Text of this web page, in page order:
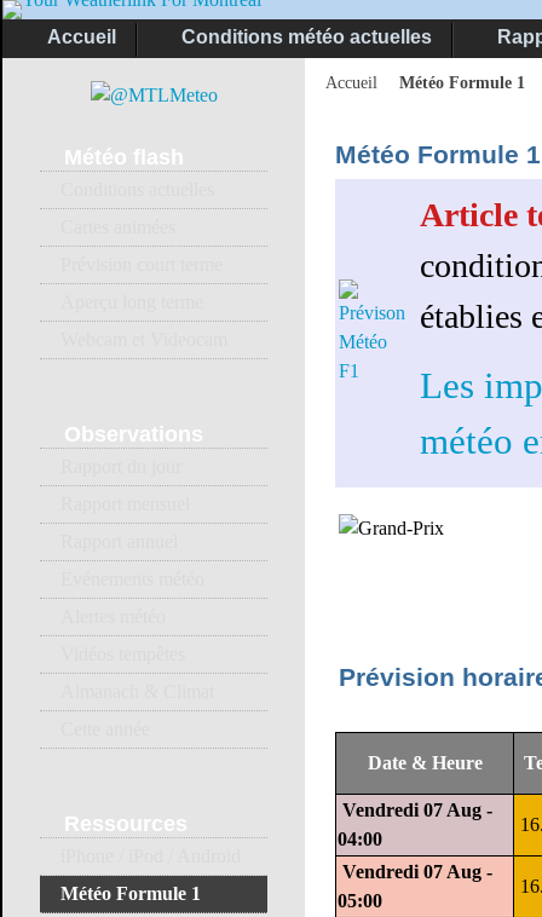
Accueil Conditions météo actuelles
Accueil Météo Formule 1
Météo Formule 1
Article
établies
Les
météo
Prévision
Date & Heure
Vendredi 07 Aug -
04:00
Vendredi 07 Aug -
05:00
Météo flash
Observations
Ressources
Météo Formule 1